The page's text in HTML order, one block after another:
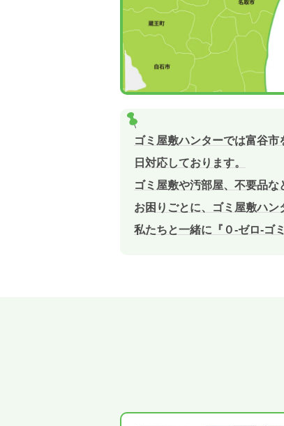
ゴミ屋敷ハンターでは富谷
日対応しております。
ゴミ屋敷や汚部屋、不要品
お困りごとに、ゴミ屋敷ハン
私たちと一緒に『０-ゼロ-ゴ